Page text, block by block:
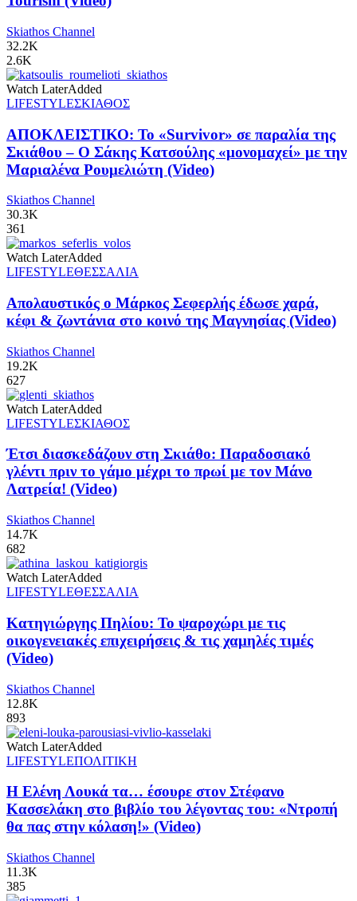
Skiathos Channel
32.2K
2.6K
Watch LaterAdded
LIFESTYLEΣΚΙΑΘΟΣ
ΑΠΟΚΛΕΙΣΤΙΚΟ: Το «Survivor» σε παραλία της
Σκιάθου – Ο Σάκης Κατσούλης «μονομαχεί» με την
Μαριαλένα Ρουμελιώτη (Video)
Skiathos Channel
30.3K
361
Watch LaterAdded
LIFESTYLEΘΕΣΣΑΛΙΑ
Απολαυστικός ο Μάρκος Σεφερλής έδωσε χαρά,
κέφι & ζωντάνια στο κοινό της Μαγνησίας (Video)
Skiathos Channel
19.2K
627
Watch LaterAdded
LIFESTYLEΣΚΙΑΘΟΣ
Έτσι διασκεδάζουν στη Σκιάθο: Παραδοσιακό
γλέντι πριν το γάμο μέχρι το πρωί με τον Μάνο
Λατρεία! (Video)
Skiathos Channel
14.7K
682
Watch LaterAdded
LIFESTYLEΘΕΣΣΑΛΙΑ
Κατηγιώργης Πηλίου: Το ψαροχώρι με τις
οικογενειακές επιχειρήσεις & τις χαμηλές τιμές
(Video)
Skiathos Channel
12.8K
893
Watch LaterAdded
LIFESTYLEΠΟΛΙΤΙΚΗ
Η Ελένη Λουκά τα… έσουρε στον Στέφανο
Κασσελάκη στο βιβλίο του λέγοντας του: «Ντροπή
θα πας στην κόλαση!» (Video)
Skiathos Channel
11.3K
385